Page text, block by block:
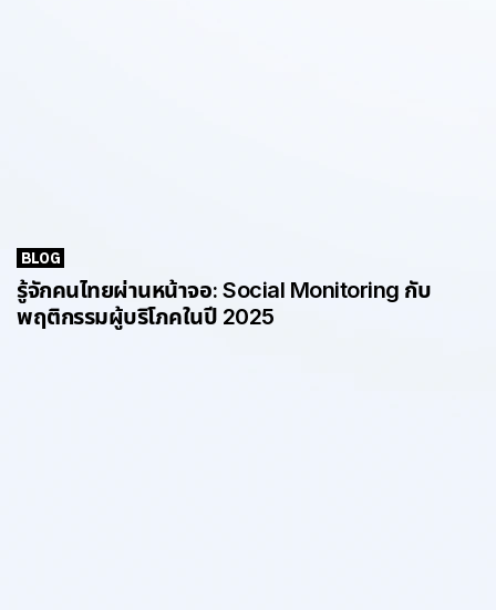
BLOG
รู้จักคนไทยผ่านหน้าจอ: Social Monitoring กับ
พฤติกรรมผู้บริโภคในปี 2025